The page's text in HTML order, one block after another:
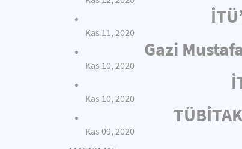
Kas 11, 2020
Gazi
Kas 10, 2020
Kas 10, 2020
Kas 09, 2020